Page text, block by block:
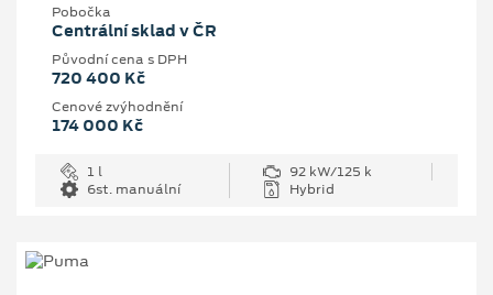
Pobočka
Centrální sklad v ČR
Původní cena s DPH
720 400 Kč
Cenové zvýhodnění
174 000 Kč
1 l
92 kW/125 k
6st. manuální
Hybrid